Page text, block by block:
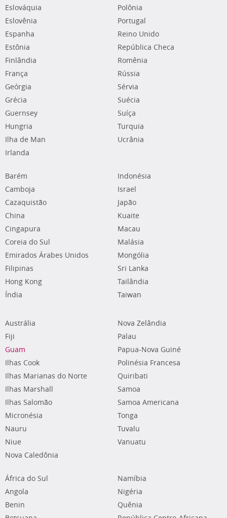
Eslováquia
Eslovênia
Espanha
Estônia
Finlândia
França
Geórgia
Grécia
Guernsey
Hungria
Ilha de Man
Irlanda
Polônia
Portugal
Reino Unido
República Checa
Romênia
Rússia
Sérvia
Suécia
Suíça
Turquia
Ucrânia
Barém
Camboja
Cazaquistão
China
Cingapura
Coreia do Sul
Emirados Árabes Unidos
Filipinas
Hong Kong
Índia
Indonésia
Israel
Japão
Kuaite
Macau
Malásia
Mongólia
Sri Lanka
Tailândia
Taiwan
Austrália
Fiji
Guam
Ilhas Cook
Ilhas Marianas do Norte
Ilhas Marshall
Ilhas Salomão
Micronésia
Nauru
Niue
Nova Caledônia
Nova Zelândia
Palau
Papua-Nova Guiné
Polinésia Francesa
Quiribati
Samoa
Samoa Americana
Tonga
Tuvalu
Vanuatu
África do Sul
Angola
Benin
Namíbia
Nigéria
Quênia